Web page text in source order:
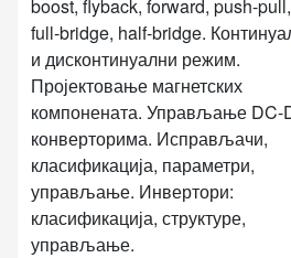
boost, flyback, forward, push-pull,
full-bridge, half-bridge.
и дисконтинуални режим.
Пројектовање магнетских
компонената. Управљање DC-
конверторима. Исправљачи,
класификација, параметри,
управљање. Инвертори:
класификација, структуре,
управљање.